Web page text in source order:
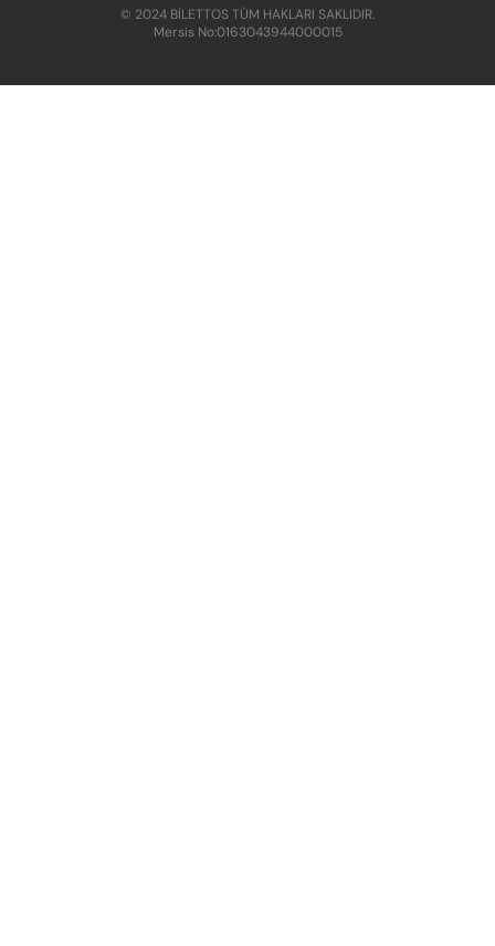
© 2024 BİLETTOS TÜM HAKLARI SAKLIDIR.
Mersis No:0163043944000015